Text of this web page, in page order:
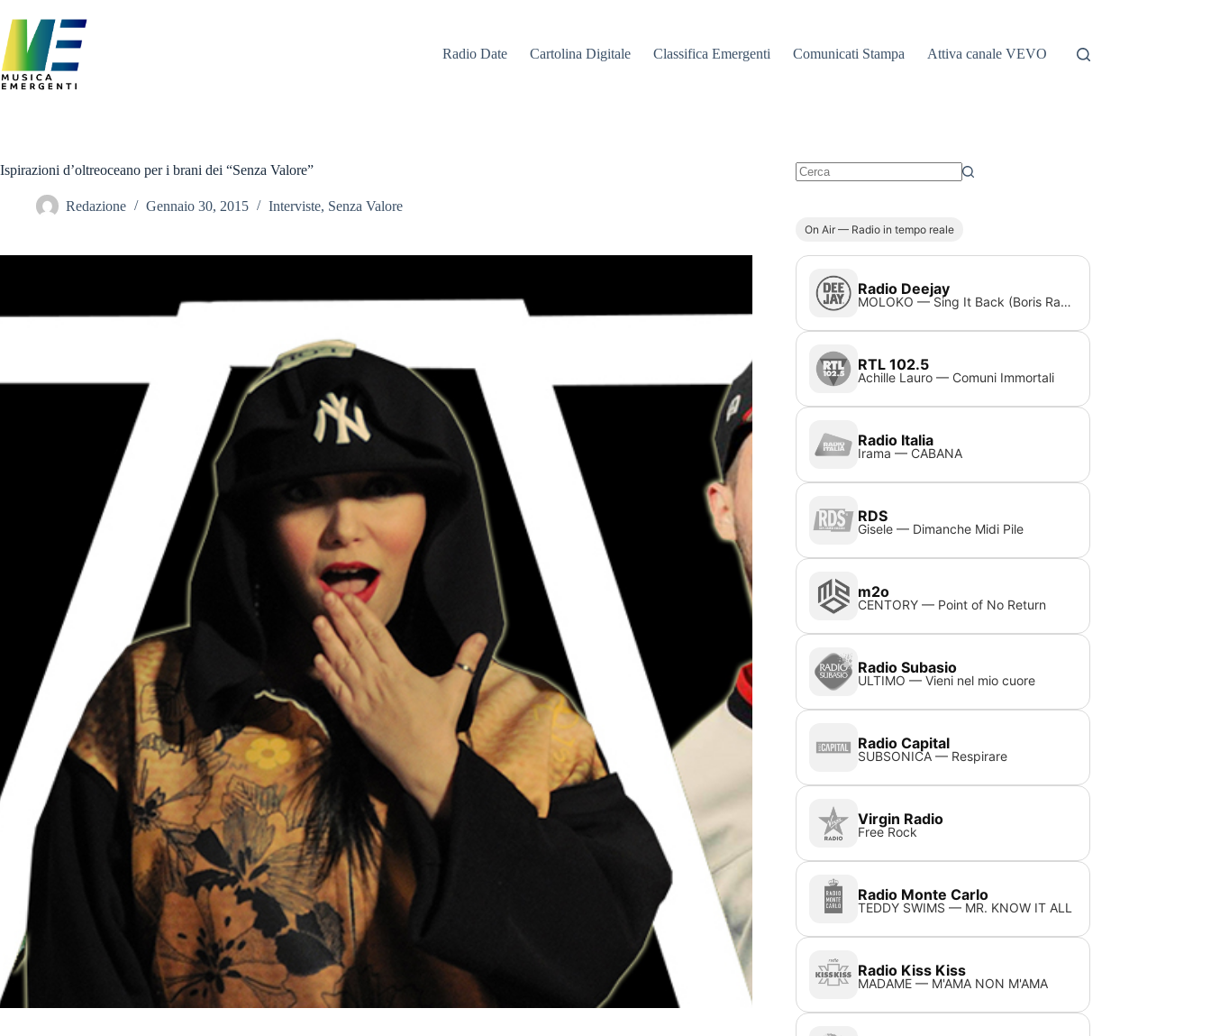
contenuto
Radio Date
Cartolina Digitale Classifica Emergenti Comunicati Stampa Attiva canale VEVO
Ispirazioni d’oltreoceano per i brani dei “Senza Valore”
Redazione Gennaio 30, 2015 Interviste, Senza Valore
On Air — Radio in tempo reale
Radio Deejay
MOLOKO — Sing It Back (Boris Radio Edit)
RTL 102.5
Achille Lauro — Comuni Immortali
Radio Italia
Irama — CABANA
RDS
Gisele — Dimanche Midi Pile
m2o
CENTORY — Point of No Return
Radio Subasio
ULTIMO — Vieni nel mio cuore
Radio Capital
SUBSONICA — Respirare
Virgin Radio
Free Rock
Radio Monte Carlo
TEDDY SWIMS — MR. KNOW IT ALL
Radio Kiss Kiss
MADAME — M'AMA NON M'AMA